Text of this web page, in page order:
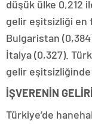
düşük ülke 0,212
gelir eşitsizliği en
Bulgaristan
İtalya (0,327).
gelir eşitsizliğinde
İŞVERENİN
Türkiye’de